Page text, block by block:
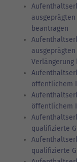
beantragen
Verlängerung
öffentlichem
öffentlichem
qualifizierte
qualifizierte